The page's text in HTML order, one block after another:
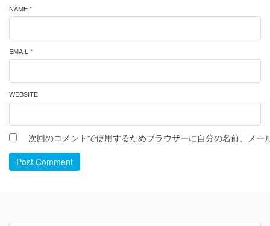
NAME *
EMAIL *
WEBSITE
次回のコメントで使用するためブラウザーに自分の名前、メー
Post Comment